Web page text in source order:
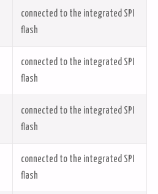
connected to the integrated SPI
flash
connected to the integrated SPI
flash
connected to the integrated SPI
flash
connected to the integrated SPI
flash